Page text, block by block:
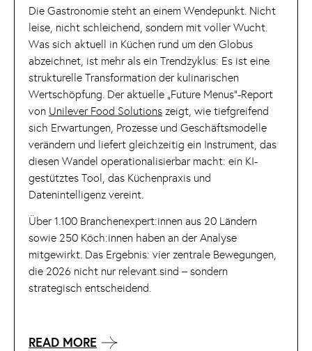
Die Gastronomie steht an einem Wendepunkt. Nicht
leise, nicht schleichend, sondern mit voller Wucht.
Was sich aktuell in Küchen rund um den Globus
abzeichnet, ist mehr als ein Trendzyklus: Es ist eine
strukturelle Transformation der kulinarischen
Wertschöpfung. Der aktuelle „Future Menus“-Report
von Unilever Food Solutions zeigt, wie tiefgreifend
sich Erwartungen, Prozesse und Geschäftsmodelle
verändern und liefert gleichzeitig ein Instrument, das
diesen Wandel operationalisierbar macht: ein KI-
gestütztes Tool, das Küchenpraxis und
Datenintelligenz vereint.
Über 1.100 Branchenexpert:innen aus 20 Ländern
sowie 250 Köch:innen haben an der Analyse
mitgewirkt. Das Ergebnis: vier zentrale Bewegungen,
die 2026 nicht nur relevant sind – sondern
strategisch entscheidend.
READ MORE